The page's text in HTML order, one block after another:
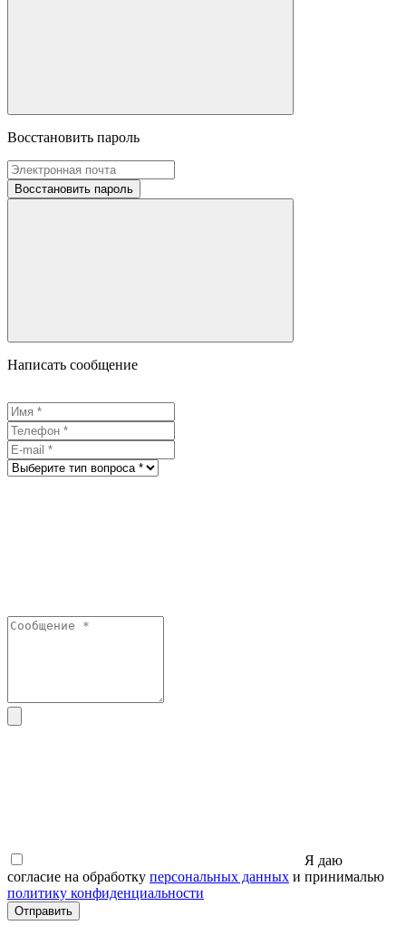
Восстановить пароль
Восстановить пароль
Написать сообщение
Я даю
согласие на обработку персональных данных и принималью
политику конфиденциальности
Отправить